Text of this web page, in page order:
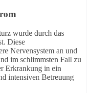
wurde durch das
Diese
Nervensystem an und
im schlimmsten Fall zu
Erkrankung in ein
intensiven Betreuung